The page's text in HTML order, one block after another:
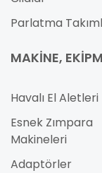
Parlatma
MAKINE,
Havalı El Aletleri
Esnek Zımpara
Makineleri
Adaptörler